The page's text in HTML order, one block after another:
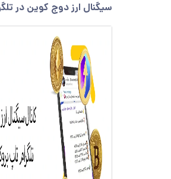
سیگنال ارز دوج کوین در